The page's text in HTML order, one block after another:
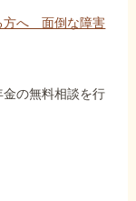
方へ 面倒な障害
の無料相談を行